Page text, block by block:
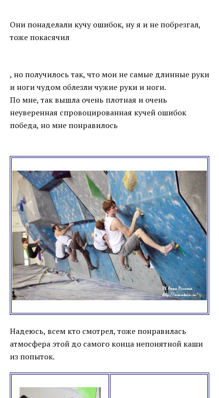
Они понаделали кучу ошибок, ну я и не побрезгал,
тоже покасячил
, но получилось так, что мои не самые длинные руки
и ноги чудом облезли чужие руки и ноги.
По мне, так вышла очень плотная и очень
неуверенная спровоцированная кучей ошибок
победа, но мне понравилось
Надеюсь, всем кто смотрел, тоже понравилась
атмосфера этой до самого конца непонятной каши
из попыток.